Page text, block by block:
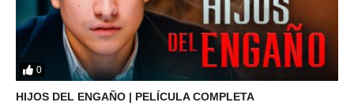
0
HIJOS DEL ENGAÑO | PELÍCULA COMPLETA